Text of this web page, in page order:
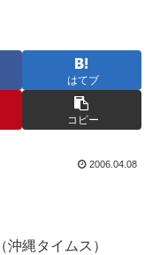
はてブ
コピー
2006.04.08
（沖縄タイムス）